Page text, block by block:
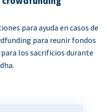
para ayuda en casos de
para reunir fondos
los sacrificios durante